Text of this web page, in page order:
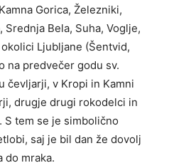
Gorica, Železniki,
Srednja Bela, Suha, Voglje,
Ljubljane (Šentvid,
na predvečer godu sv.
čevljarji, v Kropi in Kamni
drugje drugi rokodelci in
tem se je simbolično
saj je bil dan že dovolj
do mraka.